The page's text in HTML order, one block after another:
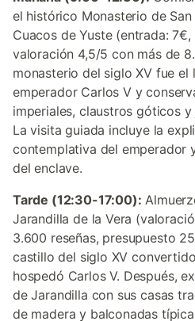
el histórico Monasterio de
Cuacos de Yuste (entrada:
valoración 4,5/5 con más de
monasterio del siglo XV fue el
emperador Carlos V y
imperiales, claustros góticos
La visita guiada incluye la
contemplativa del emperador
del enclave.
Tarde (12:30-17:00):
Jarandilla de la Vera
3.600 reseñas, presupuesto
castillo del siglo XV
hospedó Carlos V. Después,
de Jarandilla con sus casas
de madera y balconadas